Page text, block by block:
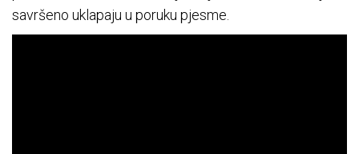
savršeno uklapaju u poruku pjesme.